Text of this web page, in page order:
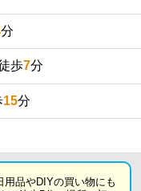
分
歩7分
15分
品やDIYの買い物にも